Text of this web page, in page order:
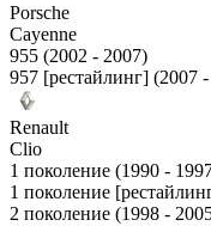
Porsche
Cayenne
955 (2002 - 2007)
957 [рестайлинг] (2007
Renault
Clio
1 поколение (1990 -
1 поколение
2 поколение (1998 -